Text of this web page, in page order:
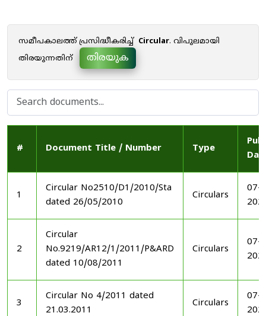
സമീപകാലത്ത് പ്രസിദ്ധീകരിച്ച് Circular. വിപുലമായി
തിരയുന്നതിന്
തിരയുക
# Document Title / Number Type
1
Circular No2510/D1/2010/Sta
dated 26/05/2010
Circulars
07-
2
Circular
No.9219/AR12/1/2011/P&ARD
dated 10/08/2011
Circulars
07-
3
Circular No 4/2011 dated
21.03.2011
Circulars
07-